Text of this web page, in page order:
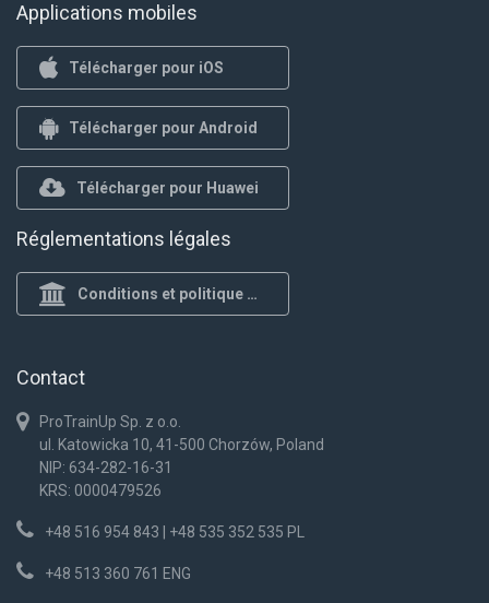
Applications mobiles
Télécharger pour iOS
Télécharger pour Android
Télécharger pour Huawei
Réglementations légales
Conditions et politique de confidentialité
Contact
ProTrainUp Sp. z o.o.
ul. Katowicka 10, 41-500 Chorzów, Poland
NIP: 634-282-16-31
KRS: 0000479526
+48 516 954 843 | +48 535 352 535 PL
+48 513 360 761 ENG